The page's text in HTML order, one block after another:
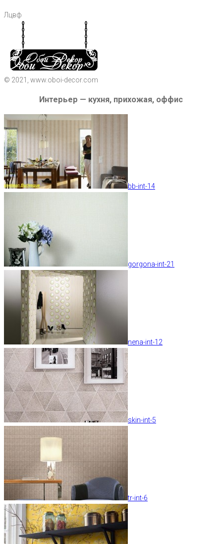
Лцвф
© 2021, www.oboi-decor.com
Интерьер — кухня, прихожая, оффис
bb-int-14
gorgona-int-21
nena-int-12
skin-int-5
tr-int-6